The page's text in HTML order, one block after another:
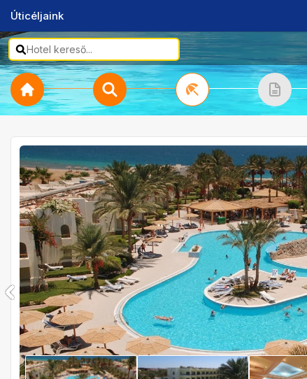
Úticéljaink